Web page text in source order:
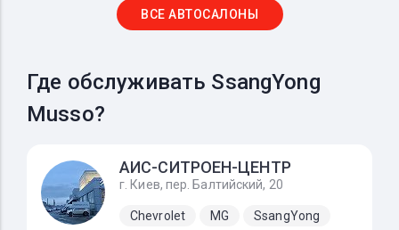
ВСЕ АВТОСАЛОНЫ
Где обслуживать SsangYong
Musso?
АИС-СИТРОЕН-ЦЕНТР
г. Киев, пер. Балтийский, 20
Chevrolet MG SsangYong